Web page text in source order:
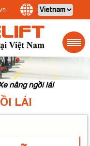
nâng ngồi lái
LÁI